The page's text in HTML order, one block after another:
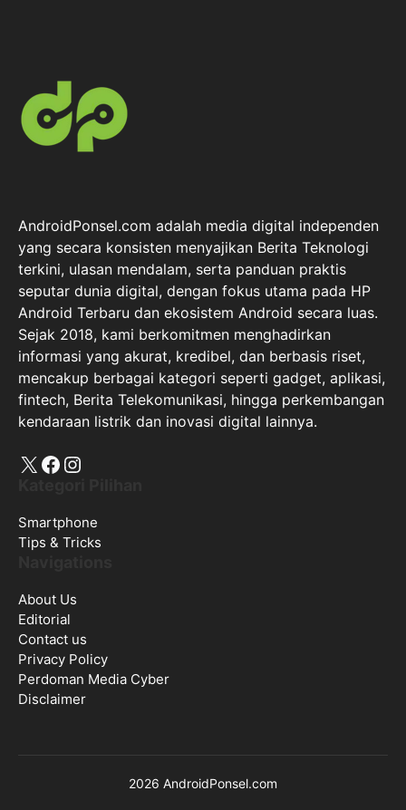
AndroidPonsel.com adalah media digital independen
yang secara konsisten menyajikan Berita Teknologi
terkini, ulasan mendalam, serta panduan praktis
seputar dunia digital, dengan fokus utama pada HP
Android Terbaru dan ekosistem Android secara luas.
Sejak 2018, kami berkomitmen menghadirkan
informasi yang akurat, kredibel, dan berbasis riset,
mencakup berbagai kategori seperti gadget, aplikasi,
fintech, Berita Telekomunikasi, hingga perkembangan
kendaraan listrik dan inovasi digital lainnya.
X Facebook
Instagram
Smartphone
Tips & Tricks
About Us
Editorial
Contact us
Privacy Policy
Perdoman Media Cyber
Disclaimer
2026 AndroidPonsel.com